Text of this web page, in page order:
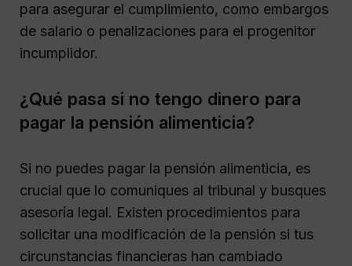
para asegurar el cumplimiento, como embargos
de salario o penalizaciones para el progenitor
incumplidor.
¿Qué pasa si no tengo dinero para
pagar la pensión alimenticia?
Si no puedes pagar la pensión alimenticia, es
crucial que lo comuniques al tribunal y busques
asesoría legal. Existen procedimientos para
solicitar una modificación de la pensión si tus
circunstancias financieras han cambiado